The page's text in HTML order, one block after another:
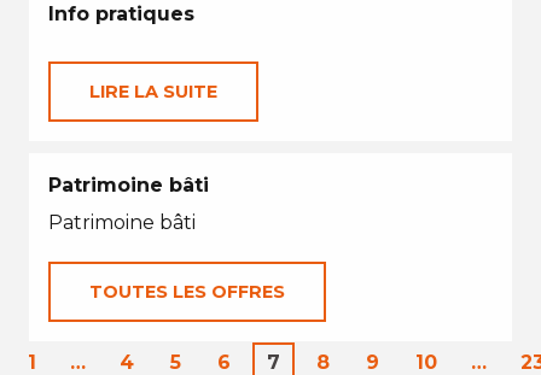
Info pratiques
LIRE LA SUITE
Patrimoine bâti
Patrimoine bâti
TOUTES LES OFFRES
1 … 4 5 6 7 8 9 10 …